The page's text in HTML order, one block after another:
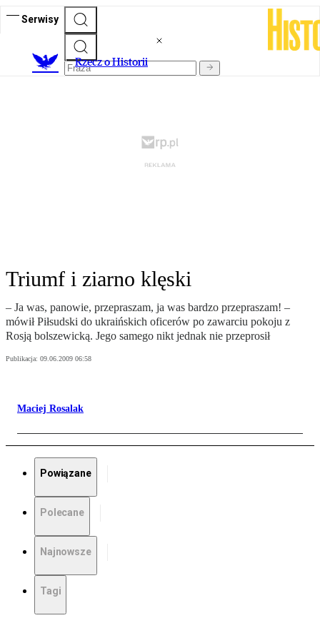
Serwisy
Rzecz o Historii
Triumf i ziarno klęski
– Ja was, panowie, przepraszam, ja was bardzo przepraszam! –
mówił Piłsudski do ukraińskich oficerów po zawarciu pokoju z
Rosją bolszewicką. Jego samego nikt jednak nie przeprosił
Publikacja: 09.06.2009 06:58
Maciej Rosalak
Powiązane
Polecane
Najnowsze
Tagi